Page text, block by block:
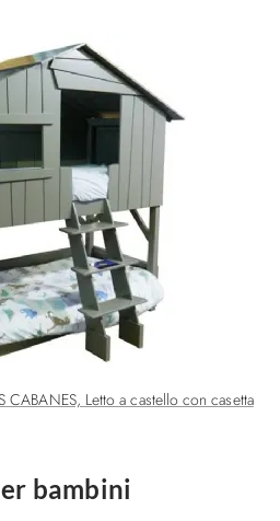
CABANES, Letto a castello con casetta
bambini